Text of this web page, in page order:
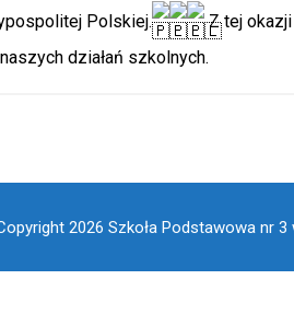
Polskiej.
Z tej okazji
działań szkolnych.
2026 Szkoła Podstawowa nr 3